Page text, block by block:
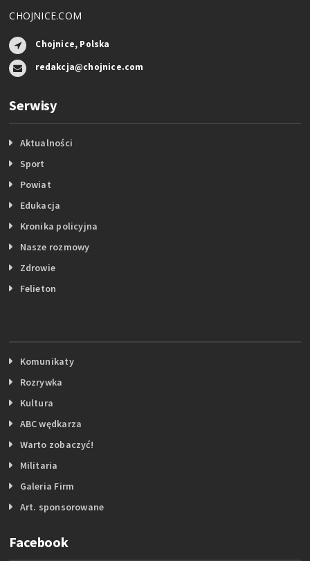
CHOJNICE.COM
Chojnice, Polska
redakcja@chojnice.com
Serwisy
Aktualności
Sport
Powiat
Edukacja
Kronika policyjna
Nasze rozmowy
Zdrowie
Felieton
Komunikaty
Rozrywka
Kultura
ABC wędkarza
Warto zobaczyć!
Militaria
Galeria Firm
Art. sponsorowane
Facebook